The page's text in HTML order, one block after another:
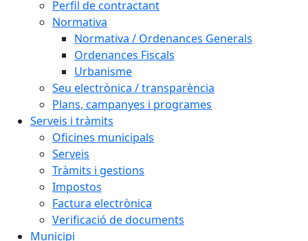
Perfil de contractant
Normativa
Normativa / Ordenances Generals
Ordenances Fiscals
Urbanisme
Seu electrònica / transparència
Plans, campanyes i programes
Serveis i tràmits
Oficines municipals
Serveis
Tràmits i gestions
Impostos
Factura electrònica
Verificació de documents
Municipi